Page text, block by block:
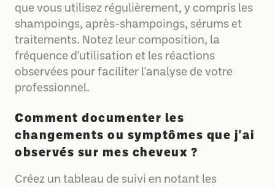
que vous utilisez régulièrement, y compris les
shampoings, après-shampoings, sérums et
traitements. Notez leur composition, la
fréquence d'utilisation et les réactions
observées pour faciliter l'analyse de votre
professionnel.
Comment documenter les
changements ou symptômes que j'ai
observés sur mes cheveux ?
Créez un tableau de suivi en notant les